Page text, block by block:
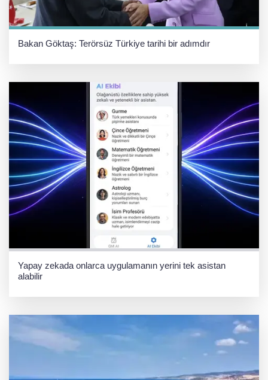
Bakan Göktaş: Terörsüz Türkiye tarihi bir adımdır
Yapay zekada onlarca uygulamanın yerini tek asistan
alabilir